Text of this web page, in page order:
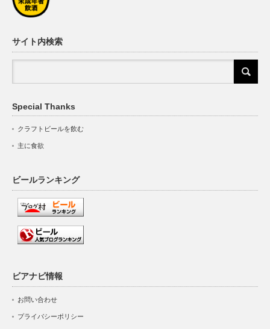
サイト内検索
Special Thanks
クラフトビールを飲む
主に食欲
ビールランキング
ビアナビ情報
お問い合わせ
プライバシーポリシー